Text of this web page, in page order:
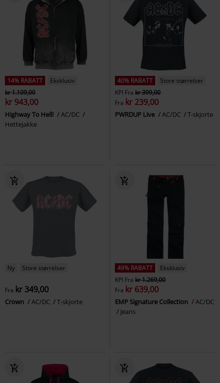
14% RABATT
Eksklusiv
kr 1.109,00
kr 943,00
Highway To Hell!
AC/DC
Hettejakke
40% RABATT
Store størrelser
KPI Fra kr 399,00
Fra kr 239,00
PWRDUP Live AC/DC T-skjorte
Ny Store størrelser
Fra kr 349,00
Crown AC/DC T-skjorte
49% RABATT
Eksklusiv
KPI Fra kr 1.269,00
Fra kr 639,00
EMP Signature Collection
AC/DC
Jeans